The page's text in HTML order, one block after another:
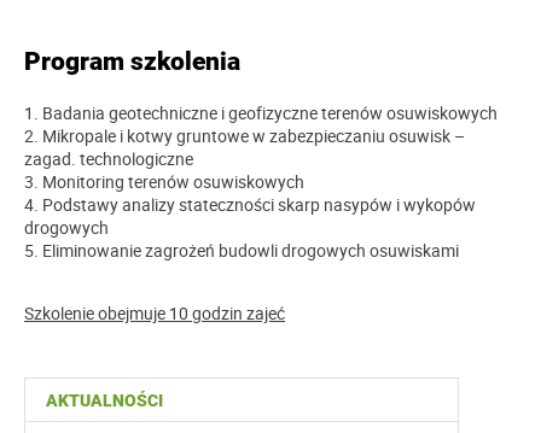
AKTUALNOŚCI
Program szkolenia
1. Badania geotechniczne i geofizyczne terenów osuwiskowych
2. Mikropale i kotwy gruntowe w zabezpieczaniu osuwisk –
zagad. technologiczne
3. Monitoring terenów osuwiskowych
4. Podstawy analizy stateczności skarp nasypów i wykopów
drogowych
5. Eliminowanie zagrożeń budowli drogowych osuwiskami
Szkolenie obejmuje 10 godzin zajeć